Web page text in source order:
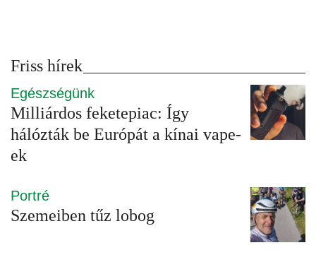
Friss hírek
Egészségünk
Milliárdos feketepiac: Így
hálózták be Európát a kínai vape-
ek
Portré
Szemeiben tűz lobog